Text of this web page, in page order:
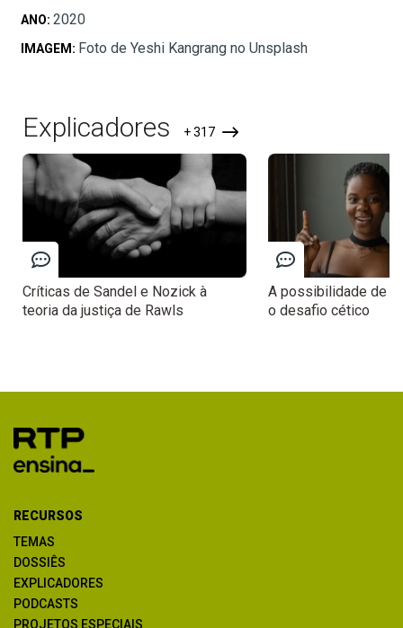
ANO: 2020
IMAGEM: Foto de Yeshi Kangrang no Unsplash
Explicadores + 317
Críticas de Sandel e Nozick à
teoria da justiça de Rawls
A possibilidade de
o desafio cético
RECURSOS
TEMAS
DOSSIÊS
EXPLICADORES
PODCASTS
PROJETOS ESPECIAIS